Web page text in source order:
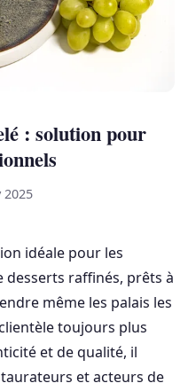
: solution pour
2025
idéale pour les
raffinés, prêts à
même les palais les
toujours plus
et de qualité, il
et acteurs de